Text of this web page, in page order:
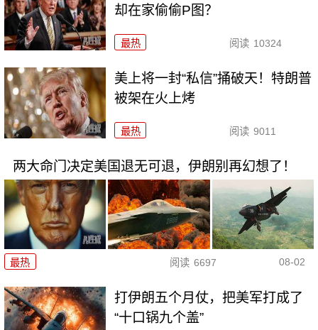
却在家偷偷P图？
最热 阅读 10324
美上将一封“私信”捅破天！特朗普
被架在火上烤
最热 阅读 9011
两大命门决定美国退无可退，伊朗别再幻想了！
最热 阅读 6697 08-02
打伊朗五个月仗，把美军打成了
“十口锅九个盖”